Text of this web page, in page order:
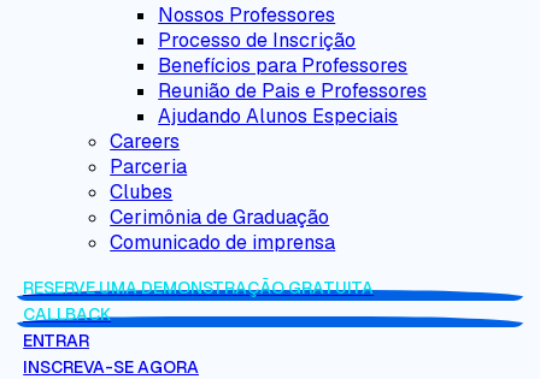
Nossos Professores
Processo de Inscrição
Benefícios para Professores
Reunião de Pais e Professores
Ajudando Alunos Especiais
Careers
Parceria
Clubes
Cerimônia de Graduação
Comunicado de imprensa
RESERVE UMA DEMONSTRAÇÃO GRATUITA
CALLBACK
ENTRAR
INSCREVA-SE AGORA